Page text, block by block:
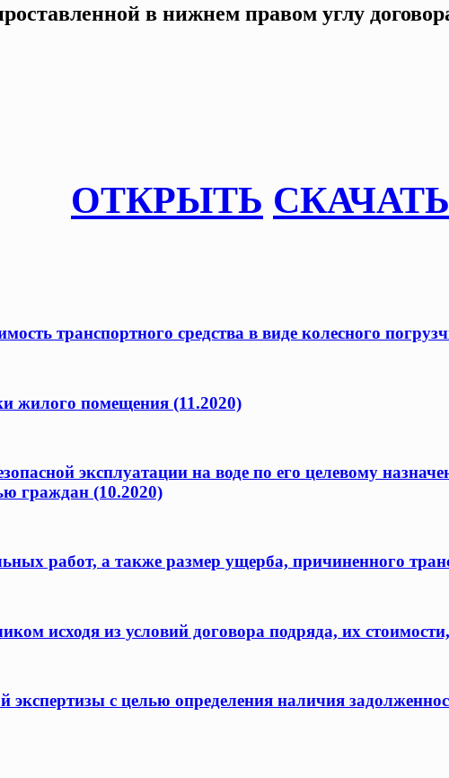
в нижнем правом углу
ОТКРЫТЬ СКАЧАТЬ
транспортного средства в виде колесного
жилого помещения (11.2020)
эксплуатации на воде по его целевому
граждан (10.2020)
работ, а также размер ущерба, причиненного
исходя из условий договора подряда, их
экспертизы с целью определения наличия